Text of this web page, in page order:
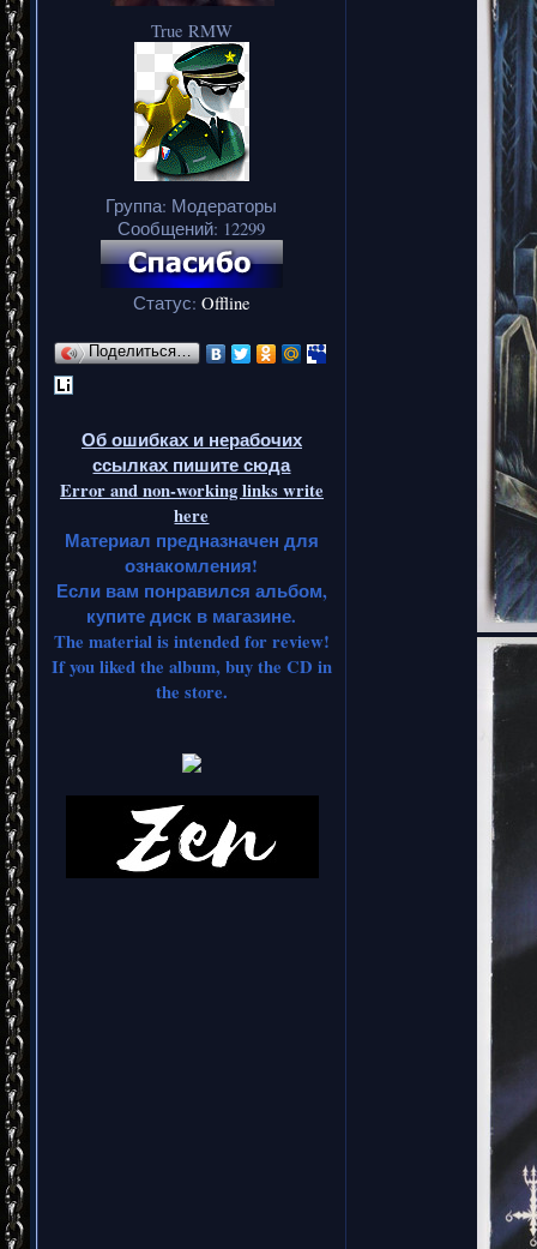
True RMW
Группа: Модераторы
Сообщений: 12299
Статус: Offline
Поделиться…
Об ошибках и нерабочих
ссылках пишите сюда
Error and non-working links write
here
Материал предназначен для
ознакомления!
Если вам понравился альбом,
купите диск в магазине.
The material is intended for review!
If you liked the album, buy the CD in
the store.